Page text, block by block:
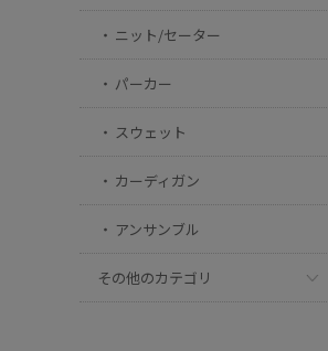
ニット/セーター
パーカー
スウェット
カーディガン
アンサンブル
その他のカテゴリ